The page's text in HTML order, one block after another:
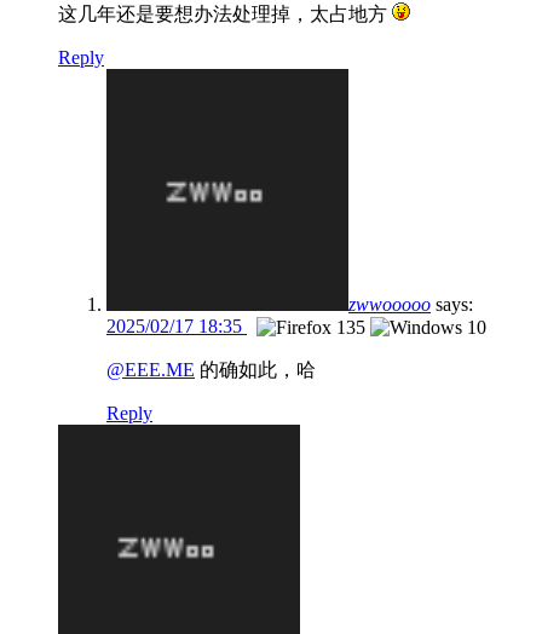
这几年还是要想办法处理掉，太占地方
Reply
zwwooooo says:
2025/02/17 18:35
@EEE.ME 的确如此，哈
Reply